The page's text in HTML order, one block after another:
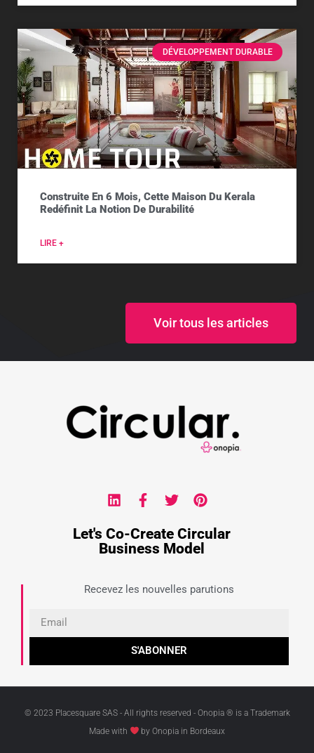
DÉVELOPPEMENT DURABLE
Construite En 6 Mois, Cette Maison Du Kerala
Redéfinit La Notion De Durabilité
LIRE +
Voir tous les articles
Let's Co-Create Circular
Business Model
Recevez les nouvelles parutions
S'ABONNER
© 2023 Placesquare SAS - All rights reserved - Onopia ® is a Trademark
Made with
by Onopia in Bordeaux